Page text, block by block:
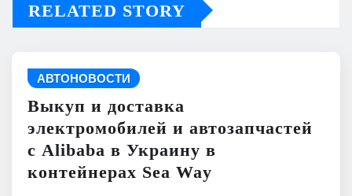
RELATED STORY
АВТОНОВОСТИ
Выкуп и доставка
электромобилей и автозапчастей
с Alibaba в Украину в
контейнерах Sea Way